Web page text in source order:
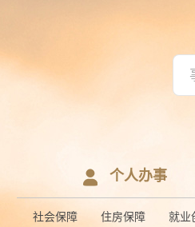
个人办事
社会保障 住房保障
就业